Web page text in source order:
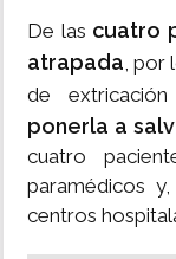
De las cuatro
atrapada, por
de
ponerla a
cuatro
paramédicos
centros